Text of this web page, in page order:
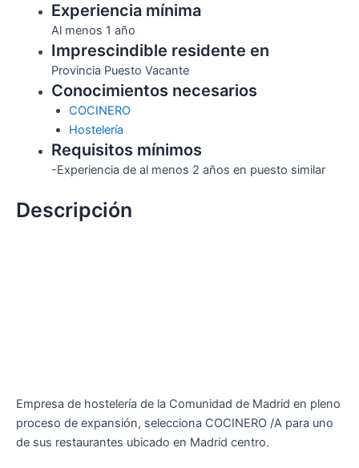
Experiencia mínima
Al menos 1 año
Imprescindible residente en
Provincia Puesto Vacante
Conocimientos necesarios
COCINERO
Hostelería
Requisitos mínimos
-Experiencia de al menos 2 años en puesto similar
Descripción
Empresa de hostelería de la Comunidad de Madrid en pleno
proceso de expansión, selecciona COCINERO /A para uno
de sus restaurantes ubicado en Madrid centro.